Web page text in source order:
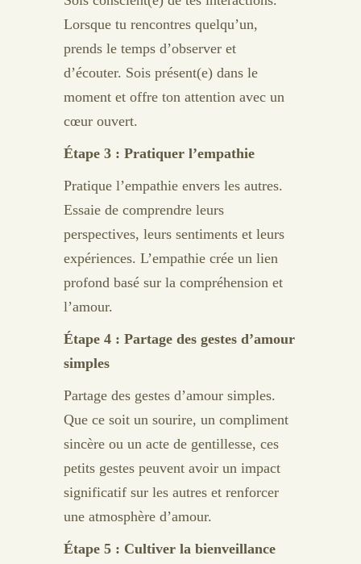
Lorsque tu rencontres quelqu’un,
prends le temps d’observer et
d’écouter. Sois présent(e) dans le
moment et offre ton attention avec un
cœur ouvert.
Étape 3 : Pratiquer l’empathie
Pratique l’empathie envers les autres.
Essaie de comprendre leurs
perspectives, leurs sentiments et leurs
expériences. L’empathie crée un lien
profond basé sur la compréhension et
l’amour.
Étape 4 : Partage des gestes d’amour
simples
Partage des gestes d’amour simples.
Que ce soit un sourire, un compliment
sincère ou un acte de gentillesse, ces
petits gestes peuvent avoir un impact
significatif sur les autres et renforcer
une atmosphère d’amour.
Étape 5 : Cultiver la bienveillance